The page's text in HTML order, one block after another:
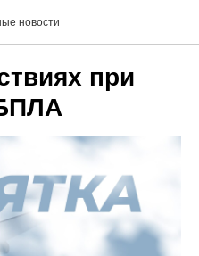
новости
при